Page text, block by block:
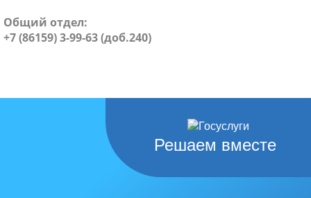
Общий отдел:
+7 (86159) 3-99-63 (доб.240)
Решаем вместе